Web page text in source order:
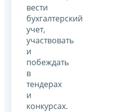
вести
бухгалтерский
учет,
участвовать
и
побеждать
в
тендерах
и
конкурсах.